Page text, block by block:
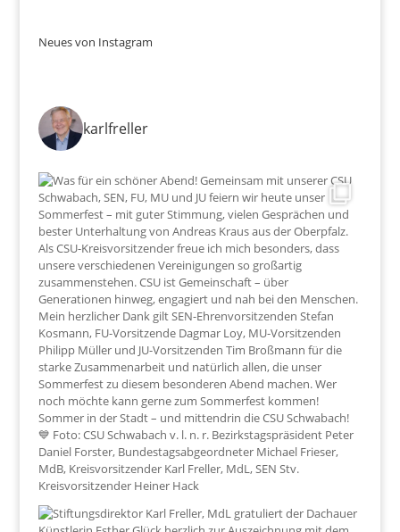
Neues von Instagram
karlfreller